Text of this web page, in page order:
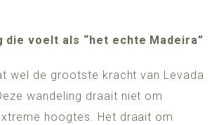
die voelt als “het echte Madeira”
wel de grootste kracht van Levada
wandeling draait niet om
hoogtes. Het draait om